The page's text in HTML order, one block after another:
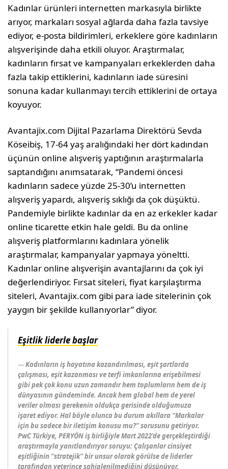
Kadınlar ürünleri internetten markasıyla birlikte
arıyor, markaları sosyal ağlarda daha fazla tavsiye
ediyor, e-posta bildirimleri, erkeklere göre kadınların
alışverişinde daha etkili oluyor. Araştırmalar,
kadınların fırsat ve kampanyaları erkeklerden daha
fazla takip ettiklerini, kadınların iade süresini
sonuna kadar kullanmayı tercih ettiklerini de ortaya
koyuyor.
Avantajix.com Dijital Pazarlama Direktörü Sevda
Köseibiş, 17-64 yaş aralığındaki her dört kadından
üçünün online alışveriş yaptığının araştırmalarla
saptandığını anımsatarak, “Pandemi öncesi
kadınların sadece yüzde 25-30’u internetten
alışveriş yapardı, alışveriş sıklığı da çok düşüktü.
Pandemiyle birlikte kadınlar da en az erkekler kadar
online ticarette etkin hale geldi. Bu da online
alışveriş platformlarını kadınlara yönelik
araştırmalar, kampanyalar yapmaya yöneltti.
Kadınlar online alışverişin avantajlarını da çok iyi
değerlendiriyor. Fırsat siteleri, fiyat karşılaştırma
siteleri, Avantajix.com gibi para iade sitelerinin çok
yaygın bir şekilde kullanıyorlar” diyor.
Eşitlik liderle başlar
Kadınların iş hayatına kazandırılması, eşit şartlarda
çalışması, eşit kazanması ve terfi imkanlarına erişebilmesi
gibi pek çok konu uzun zamandır hem toplumların hem de iş
dünyasının gündeminde. Ancak hem global hem de yerel
veriler olması gerekenin oldukça gerisinde olduğumuza
işaret ediyor. Hal böyle olunca bu durum akıllara “Markalar
için bu sadece bir iletişim konusu mu?” sorusunu getiriyor.
PwC Türkiye, PERYÖN iş birliğiyle Mart 2022’de gerçekleştirdiği
araştırmayla yanıtlandırıyor soruyu: Çalışanlar cinsiyet
eşitliğinin “stratejik” bir unsur olarak görülse de liderler
tarafından yeterince sahiplenilmediğini düşünüyor.